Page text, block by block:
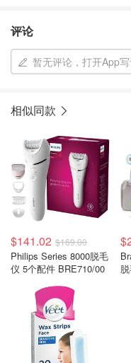
评论
暂无评论，打开App
相似同款
$141.02 $169.00
Philips Series 8000脱毛
仪 5个配件 BRE710/00
Braun